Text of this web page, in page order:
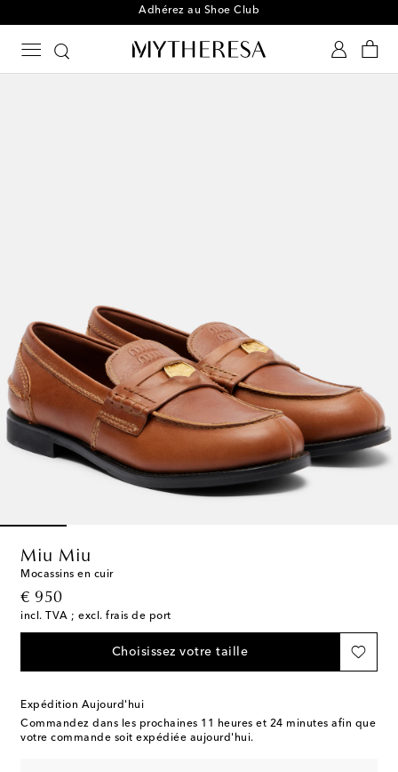
Adhérez au Shoe Club
Miu Miu
Mocassins en cuir
€ 950
original price
incl. TVA ; excl. frais de port
Choisissez votre taille
Expédition Aujourd'hui
Commandez dans les prochaines 11 heures et 24 minutes afin que
votre commande soit expédiée aujourd'hui.